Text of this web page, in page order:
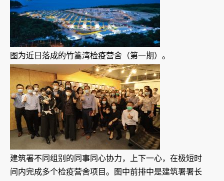
图为近日落成的竹篙湾检疫营舍（第一期）。
建筑署不同组别的同事同心协力，上下一心，在极短时
间内完成多个检疫营舍项目。图中前排中是建筑署署长